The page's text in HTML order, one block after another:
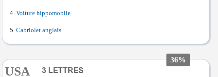
Voiture hippomobile
Cabriolet anglais
36%
USA